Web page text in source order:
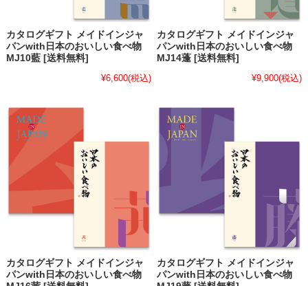
カタログギフト メイドインジャ
パンwith日本のおいしい食べ物
MJ10藍 [送料無料]
¥6,600(税込)
カタログギフト メイドインジャ
パンwith日本のおいしい食べ物
MJ14蓬 [送料無料]
¥9,900(税込)
カタログギフト メイドインジャ
パンwith日本のおいしい食べ物
カタログギフト メイドインジャ
パンwith日本のおいしい食べ物